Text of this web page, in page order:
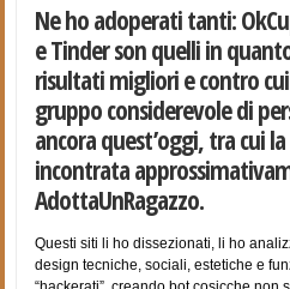
Ne ho adoperati tanti:
e Tinder son quelli in
risultati migliori e contro
gruppo considerevole di
ancora quest’oggi, tra cui
incontrata
AdottaUnRagazzo.
Questi siti li ho dissezionati, li ho
design tecniche, sociali, estetiche e